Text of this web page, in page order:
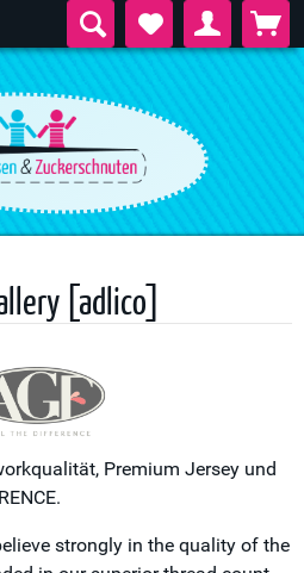
[adlico]
Premium Jersey und
strongly in the quality of the